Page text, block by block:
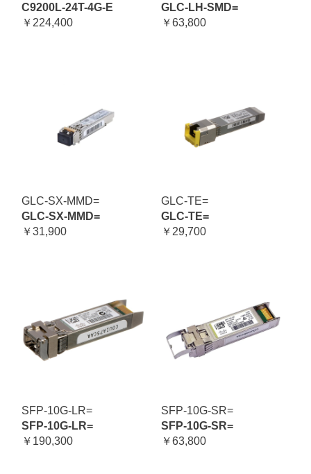
C9200L-24T-4G-E
￥224,400
GLC-LH-SMD=
￥63,800
GLC-SX-MMD=
GLC-SX-MMD=
￥31,900
GLC-TE=
GLC-TE=
￥29,700
SFP-10G-LR=
SFP-10G-LR=
￥190,300
SFP-10G-SR=
SFP-10G-SR=
￥63,800